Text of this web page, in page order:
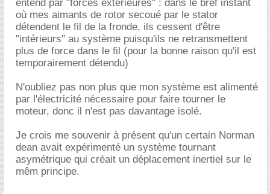
entend par "forces extérieures" : dans le bref instant
où mes aimants de rotor secoué par le stator
détendent le fil de la fronde, ils cessent d'être
"intérieurs" au système puisqu'ils ne retransmettent
plus de force dans le fil (pour la bonne raison qu'il est
temporairement détendu)
N'oubliez pas non plus que mon système est alimenté
par l'électricité nécessaire pour faire tourner le
moteur, donc il n'est pas davantage isolé.
Je crois me souvenir à présent qu'un certain Norman
dean avait expérimenté un système tournant
asymétrique qui créait un déplacement inertiel sur le
mêm principe.